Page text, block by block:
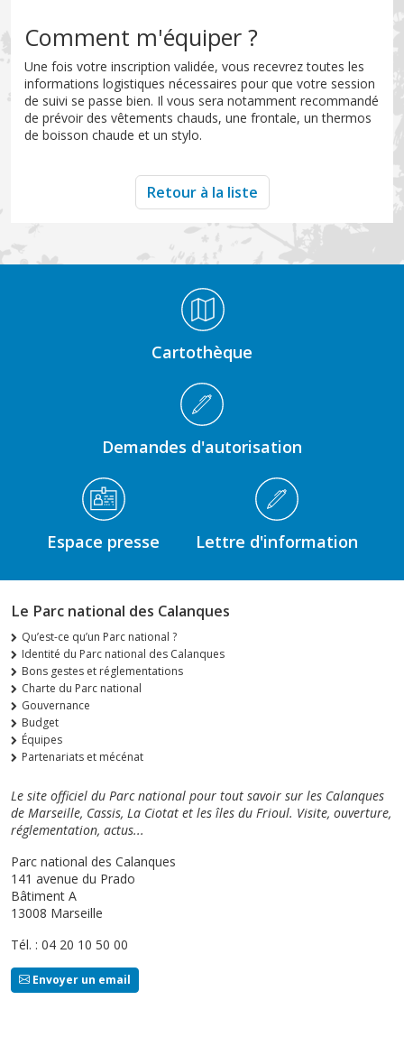
Comment m'équiper ?
Une fois votre inscription validée, vous recevrez toutes les
informations logistiques nécessaires pour que votre session
de suivi se passe bien. Il vous sera notamment recommandé
de prévoir des vêtements chauds, une frontale, un thermos
de boisson chaude et un stylo.
Retour à la liste
Cartothèque
Demandes d'autorisation
Espace presse Lettre d'information
Le Parc national des Calanques
Qu’est-ce qu’un Parc national ?
Identité du Parc national des Calanques
Bons gestes et réglementations
Charte du Parc national
Gouvernance
Budget
Équipes
Partenariats et mécénat
Le site officiel du Parc national pour tout savoir sur les Calanques
de Marseille, Cassis, La Ciotat et les îles du Frioul. Visite, ouverture,
réglementation, actus...
Parc national des Calanques
141 avenue du Prado
Bâtiment A
13008 Marseille
Tél. : 04 20 10 50 00
Envoyer un email